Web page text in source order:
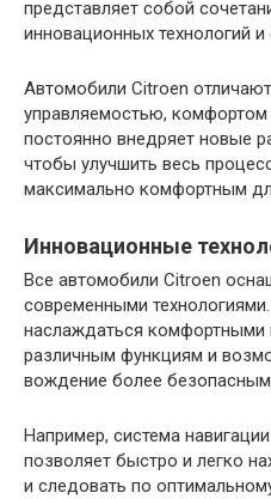
представляет собой
инновационных технологий и
Автомобили Citroen
управляемостью,
постоянно внедряет новые
чтобы улучшить весь
максимально комфортным
Инновационные
Все автомобили Citroen
современными
наслаждаться комфортными
различным функциям и
вождение более
Например, система
позволяет быстро и легко
и следовать по